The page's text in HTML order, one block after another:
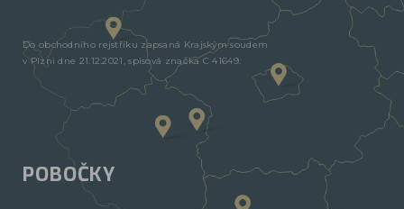
Do obchodního rejstříku zapsaná Krajským soudem
v Plzni dne 21.12.2021, spisová značka C 41649.
POBOČKY